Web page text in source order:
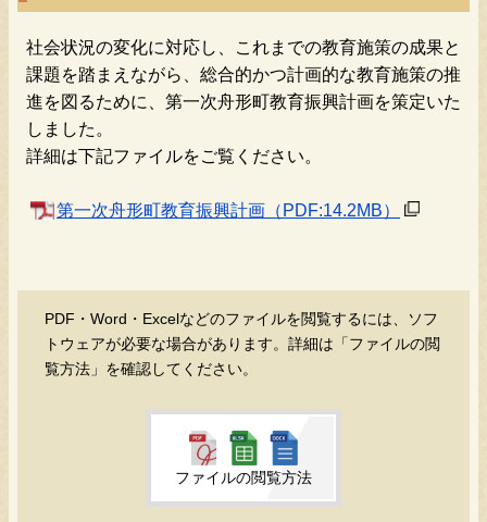
社会状況の変化に対応し、これまでの教育施策の成果と
課題を踏まえながら、総合的かつ計画的な教育施策の推
進を図るために、第一次舟形町教育振興計画を策定いた
しました。
詳細は下記ファイルをご覧ください。
第一次舟形町教育振興計画 （PDF:14.2MB）
PDF・Word・Excelなどのファイルを閲覧するには、ソフ
トウェアが必要な場合があります。詳細は「ファイルの閲
覧方法」を確認してください。
ファイルの閲覧方法